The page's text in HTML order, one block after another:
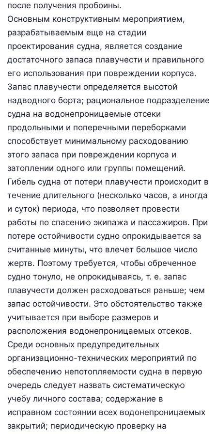
после получения пробоины.
Основным конструктивным мероприятием,
разрабатываемым еще на стадии
проектирования судна, является создание
достаточного запаса плавучести и правильного
его использования при повреждении корпуса.
Запас плавучести определяется высотой
надводного борта; рациональное подразделение
судна на водонепроницаемые отсеки
продольными и поперечными переборками
способствует минимальному расходованию
этого запаса при повреждении корпуса и
затоплении одного или группы помещений.
Гибель судна от потери плавучести происходит в
течение длительного (несколько часов, а иногда
и суток) периода, что позволяет провести
работы по спасению экипажа и пассажиров. При
потере остойчивости судно опрокидывается за
считанные минуты, что влечет большое число
жертв. Поэтому требуется, чтобы обреченное
судно тонуло, не опрокидываясь, т. е. запас
плавучести должен расходоваться раньше; чем
запас остойчивости. Это обстоятельство также
учитывается при выборе размеров и
расположения водонепроницаемых отсеков.
Среди основных предупредительных
организационно-технических мероприятий по
обеспечению непотопляемости судна в первую
очередь следует назвать систематическую
учебу личного состава; содержание в
исправном состоянии всех водонепроницаемых
закрытий; периодическую проверку на